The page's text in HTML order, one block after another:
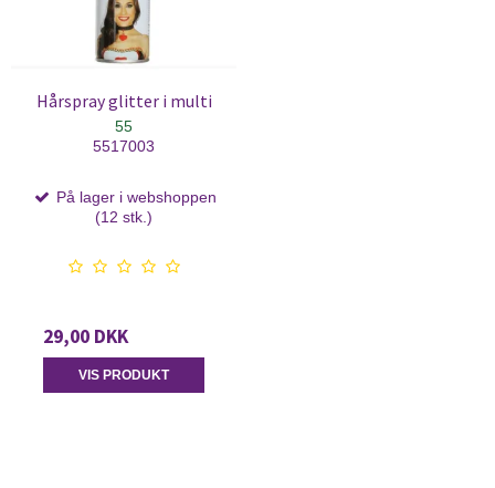
Hårspray glitter i multi
55
5517003
På lager i webshoppen
(12 stk.)
29,00 DKK
VIS PRODUKT